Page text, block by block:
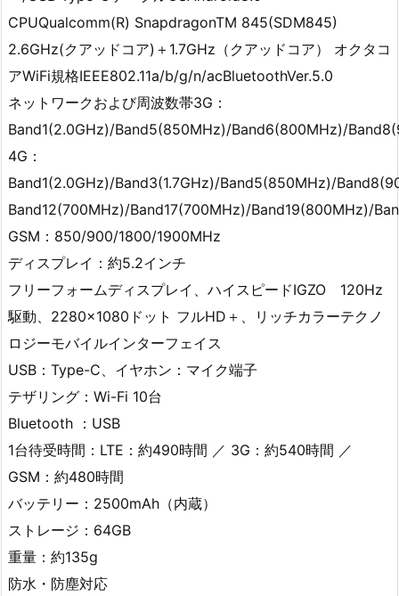
CPUQualcomm(R) SnapdragonTM 845(SDM845)
2.6GHz(クアッドコア)＋1.7GHz（クアッドコア） オクタコ
アWiFi規格IEEE802.11a/b/g/n/acBluetoothVer.5.0
ネットワークおよび周波数帯3G：
Band1(2.0GHz)/Band5(850MHz)/Band6(800MHz)/
4G：
Band1(2.0GHz)/Band3(1.7GHz)/Band5(850MHz)/
Band12(700MHz)/Band17(700MHz)/Band19(800MHz)/
GSM：850/900/1800/1900MHz
ディスプレイ：約5.2インチ
フリーフォームディスプレイ、ハイスピードIGZO 120Hz
駆動、2280×1080ドット フルHD＋、リッチカラーテクノ
ロジーモバイルインターフェイス
USB：Type-C、イヤホン：マイク端子
テザリング：Wi-Fi 10台
Bluetooth ：USB
1台待受時間：LTE：約490時間 ／ 3G：約540時間 ／
GSM：約480時間
バッテリー：2500mAh（内蔵）
ストレージ：64GB
重量：約135g
防水・防塵対応